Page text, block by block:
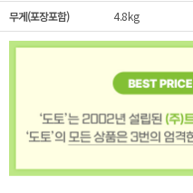
무게(포장포함)
4.8kg